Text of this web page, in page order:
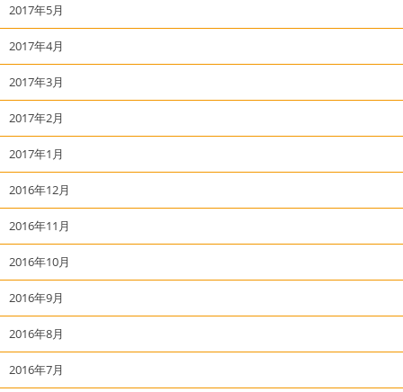
2017年5月
2017年4月
2017年3月
2017年2月
2017年1月
2016年12月
2016年11月
2016年10月
2016年9月
2016年8月
2016年7月